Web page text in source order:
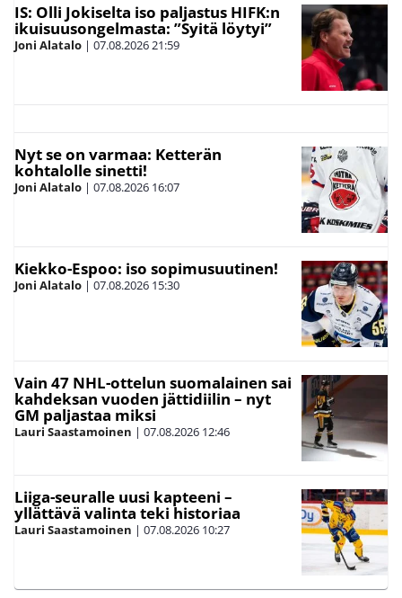
IS: Olli Jokiselta iso paljastus HIFK:n
ikuisuusongelmasta: ”Syitä löytyi”
Joni Alatalo | 07.08.202621:59
Nyt se on varmaa: Ketterän
kohtalolle sinetti!
Joni Alatalo | 07.08.2026 16:07
Kiekko-Espoo: iso sopimusuutinen!
Joni Alatalo | 07.08.2026 15:30
Vain 47 NHL-ottelun suomalainen sai
kahdeksan vuoden jättidiilin – nyt
GM paljastaa miksi
Lauri Saastamoinen | 07.08.2026 12:46
Liiga-seuralle uusi kapteeni –
yllättävä valinta teki historiaa
Lauri Saastamoinen | 07.08.2026 10:27